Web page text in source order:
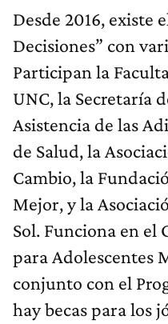
Desde 2016, existe
Decisiones” con
Participan la
UNC, la Secretaría
Asistencia de las
de Salud, la
Cambio, la
Mejor, y la
Sol. Funciona en el
para Adolescentes
conjunto con el
hay becas para los